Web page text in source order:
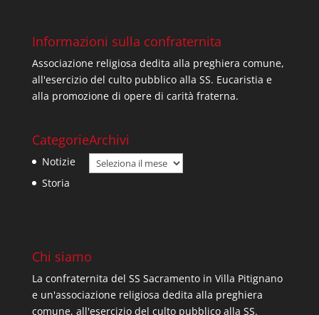
Informazioni sulla confraternita
Associazione religiosa dedita alla preghiera comune,
all'esercizio del culto pubblico alla SS. Eucaristia e
alla promozione di opere di carità fraterna.
Categorie
Notizie
Storia
Archivi
Archivi
Chi siamo
La confraternita del SS Sacramento in Villa Pitignano
e un'associazione religiosa dedita alla preghiera
comune, all'esercizio del culto pubblico alla SS.